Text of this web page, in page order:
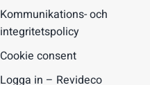
Kommunikations- och
integritetspolicy
Cookie consent
Logga in – Revideco